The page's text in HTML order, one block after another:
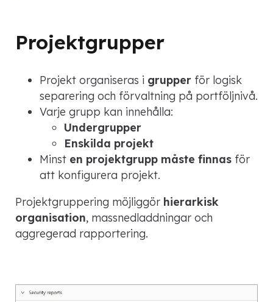
Projektgrupper
Projekt organiseras i grupper för logisk
separering och förvaltning på portföljnivå.
Varje grupp kan innehålla:
Undergrupper
Enskilda projekt
Minst en projektgrupp måste finnas för
att konfigurera projekt.
Projektgruppering möjliggör hierarkisk
organisation, massnedladdningar och
aggregerad rapportering.